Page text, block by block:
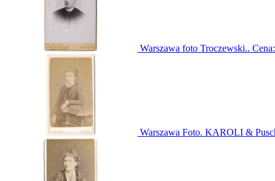
Warszawa foto Troczewski..
Warszawa Foto. KAROLI &